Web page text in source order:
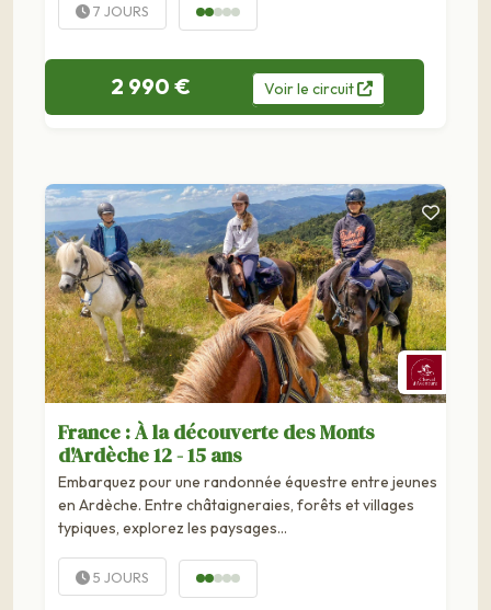
7 JOURS
2 990 € Voirle circuit
France : À la découverte des Monts
d'Ardèche 12 - 15 ans
Embarquez pour une randonnée équestre entre jeunes
en Ardèche. Entre châtaigneraies, forêts et villages
typiques, explorez les paysages...
5 JOURS